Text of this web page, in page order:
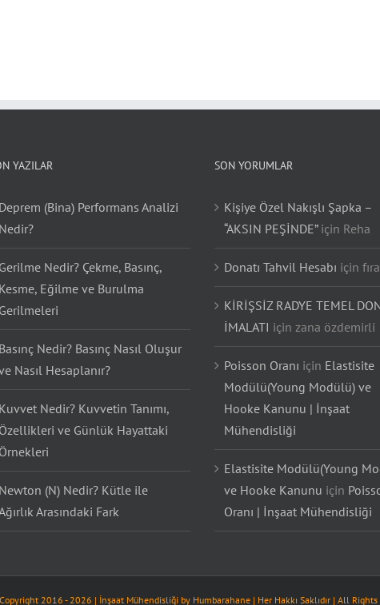
Deprem (Bina) Performans Analizi
Gerilme Nedir? Çekme, Basınç,
Kesme, Eğilme ve Burulma
Basınç Nedir? Basınç Nasıl Oluşur
ve Nasıl Hesaplanır?
Kuvvet Nedir? Kuvvetin Tanımı,
Özellikleri ve Günlük Hayattaki
Newton (N) Nedir? Kütle ile
Ağırlık Arasındaki Fark
Kişiye Özel Nakışlı Şapka –
“AKSIN PEŞİNDE”
için
için
KİRİŞSİZ RADYE TEMEL
için
için
Modülü(Young Modülü) ve
Hooke Kanunu | İnşaat
Mühendisliği
Elastisite Modülü(Young
ve Hooke Kanunu
için
Oranı | İnşaat Mühendisliği